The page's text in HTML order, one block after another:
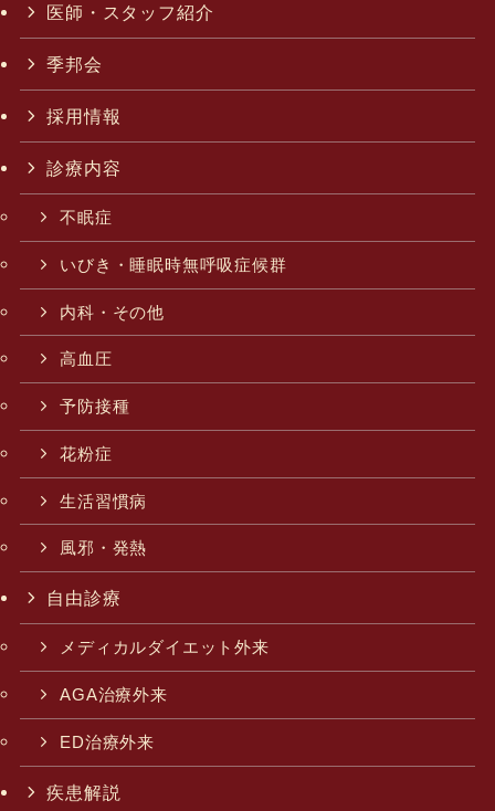
医師・スタッフ紹介
季邦会
採用情報
診療内容
不眠症
いびき・睡眠時無呼吸症候群
内科・その他
高血圧
予防接種
花粉症
生活習慣病
風邪・発熱
自由診療
メディカルダイエット外来
AGA治療外来
ED治療外来
疾患解説